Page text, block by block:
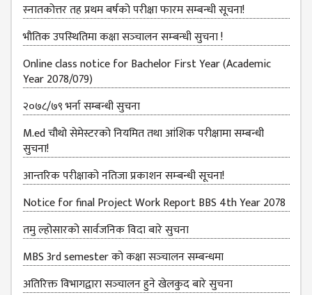
M.ED THIRD
SEMESTERS
M.ED FOURTH
SEMESTERS
MANAGEMENT
(MBS)
MBS FIRST
SEMESTERS
MBS SECOND
SEMESTERS
MBS THIRD
SEMESTERS
MBS FOURTH
SEMESTERS
स्‍नातकोत्तर तह प्रथम बर्षको परीक्षा फारम सम्बन्‍धी सूचना!
भौतिक उपस्‍थितिमा कक्षा सञ्‍चालन सम्‍बन्‍धी सुचना !
Online class notice for Bachelor First Year (Academic
Year 2078/079)
२०७८/७९ भर्ना सम्बन्धी सुचना
M.ed चौथो सेमेस्टरको नियमित तथा आंशिक परीक्षामा सम्बन्धी
सुचना!
आन्‍तरिक परीक्षाको नतिजा प्रकाशन सम्‍बन्धी सूचना!
Notice for final Project Work Report BBS 4th Year 2078
तमु ल्होसारको सार्वजनिक विदा बारे सुचना
MBS 3rd semester को कक्षा सञ्‍चालन सम्बन्धमा
अतिरिक्त विभागद्वारा सञ्‍चालन हुने खेलकुद बारे सुचना